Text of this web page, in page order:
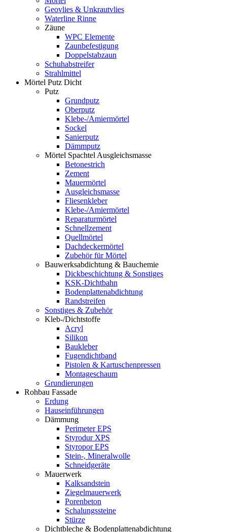
Geovlies & Unkrautvlies
Waterline Rinne
Zäune
WPC Elemente
Zaunbefestigung
Doppelstabzaun
Schuhabstreifer
Strahlmittel
Mörtel Putz Dicht
Putz
Grundputz
Oberputz
Klebe-/Amiermörtel
Sockel
Sanierputz
Dämmputz
Mörtel Spachtel Ausgleichsmasse
Betonestrich
Zement
Mauermörtel
Ausgleichsmasse
Fliesenkleber
Klebe-/Amiermörtel
Reparaturmörtel
Schnellzement
Quellmörtel
Dachdeckermörtel
Zubehör für Mörtel
Bauwerksabdichtung & Bauchemie
Dickbeschichtung & Sonstiges
KSK-Dichtbahn
Bodenplattenabdichtung
Randstreifen
Sonstiges & Zubehör
Kleb-/Dichtstoffe
Acryl
Silikon
Baukleber
Fugendichtband
Pistolen & Kartuschenpressen
Montageschaum
Grundierungen
Rohbau Fassade
Erdung
Hauseinführungen
Dämmung
Perimeter EPS
Styrodur XPS
Styropor EPS
Stein-, Mineralwolle
Schneidgeräte
Mauerwerk
Kalksandstein
Ziegelmauerwerk
Porenbeton
Schalungssteine
Stürze
Dichtbleche & Bodenplattenabdichtung